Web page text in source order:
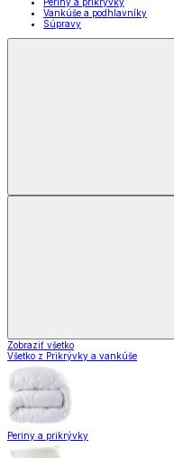
Vankúše a podhlavníky
Súpravy
Zobraziť všetko
Všetko z Prikrývky a vankúše
Periny a prikrývky